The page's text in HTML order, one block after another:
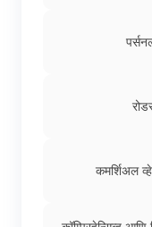
ई-रिक्षा इन्शुरन्स:
लाईट कमर्शियल
कमर्शियल व्हेइकल
कमर्शिअल